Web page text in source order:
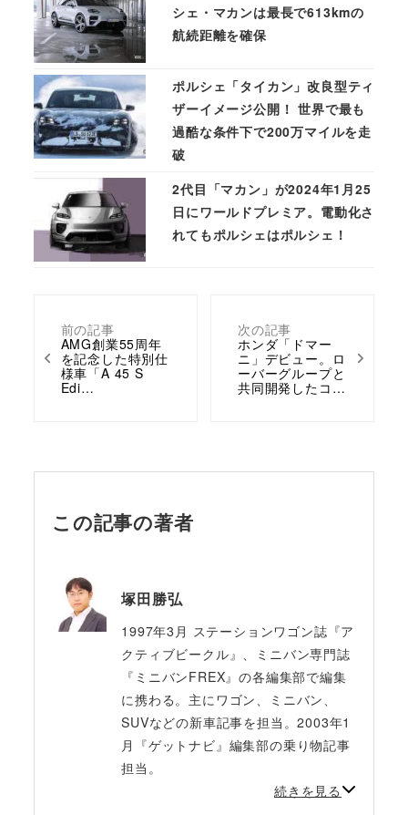
前の記事
AMG創業55周年
を記念した特別仕
様車「A 45 S
Edi…
次の記事
ホンダ「ドマー
ニ」デビュー。ロ
ーバーグループと
共同開発したコ…
シェ・マカンは最長で613kmの
航続距離を確保
ポルシェ「タイカン」改良型ティ
ザーイメージ公開！ 世界で最も
過酷な条件下で200万マイルを走
破
2代目「マカン」が2024年1月25
日にワールドプレミア。電動化さ
れてもポルシェはポルシェ！
この記事の著者
塚田勝弘
1997年3月 ステーションワゴン誌『ア
クティブビークル』、ミニバン専門誌
『ミニバンFREX』の各編集部で編集
に携わる。主にワゴン、ミニバン、
SUVなどの新車記事を担当。2003年1
月『ゲットナビ』編集部の乗り物記事
担当。
続きを見る